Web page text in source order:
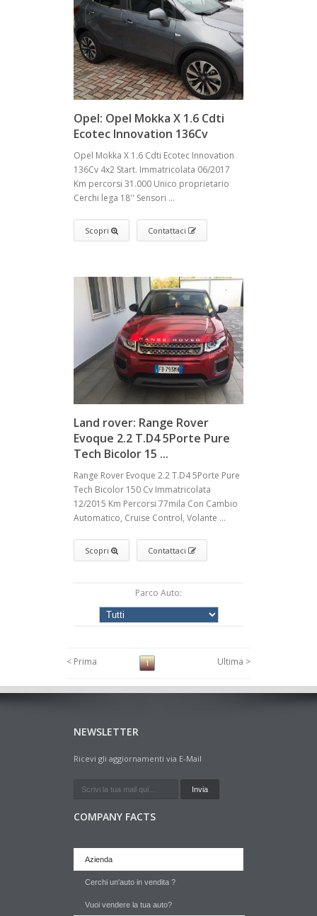
Opel: Opel Mokka X 1.6 Cdti
Ecotec Innovation 136Cv
Opel Mokka X 1.6 Cdti Ecotec Innovation
136Cv 4x2 Start. Immatricolata 06/2017
Km percorsi 31.000 Unico proprietario
Cerchi lega 18'' Sensori ...
Scopri Contattaci
Land rover: Range Rover
Evoque 2.2 T.D4 5Porte Pure
Tech Bicolor 15 ...
Range Rover Evoque 2.2 T.D4 5Porte Pure
Tech Bicolor 150 Cv Immatricolata
12/2015 Km Percorsi 77mila Con Cambio
Automatico, Cruise Control, Volante ...
Scopri Contattaci
Parco Auto:
< Prima 1 Ultima >
NEWSLETTER
Ricevi gli aggiornamenti via E-Mail
COMPANY FACTS
Azienda
Cerchi un'auto in vendita ?
Vuoi vendere la tua auto?